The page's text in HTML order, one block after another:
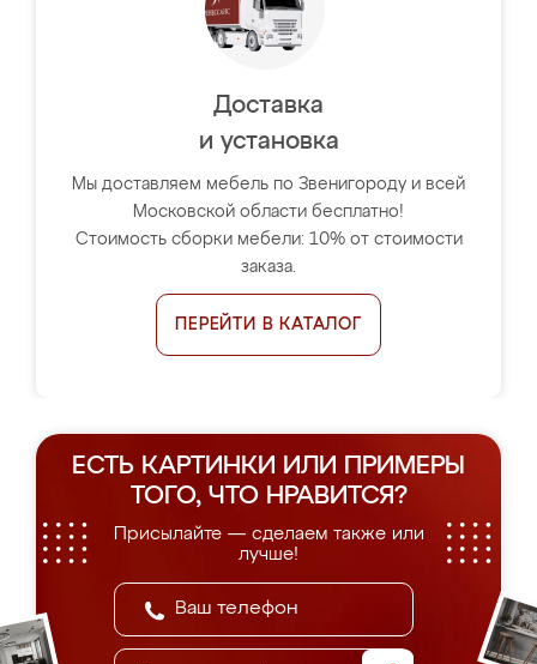
Доставка
и установка
Мы доставляем мебель по Звенигороду и всей
Московской области бесплатно!
Стоимость сборки мебели: 10% от стоимости
заказа.
ПЕРЕЙТИ В КАТАЛОГ
ЕСТЬ КАРТИНКИ ИЛИ ПРИМЕРЫ
ТОГО, ЧТО НРАВИТСЯ?
Присылайте — сделаем также или
лучше!